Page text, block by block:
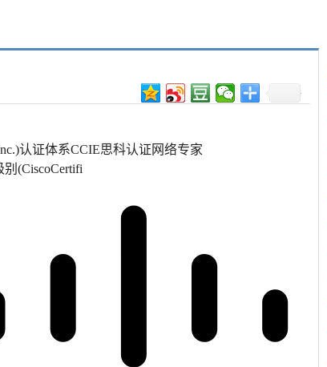
认证体系CCIE思科认证网络专家
(CiscoCertifi